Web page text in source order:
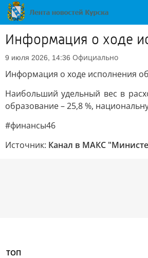
Информация о ходе
9 июля 2026, 14:36 Официально
Информация о ходе исполнения
Наибольший удельный вес в
образование – 25,8 %,
#финансы46
Источник: Канал в МАКС
ТОП